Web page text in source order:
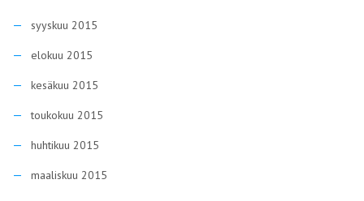
syyskuu 2015
elokuu 2015
kesäkuu 2015
toukokuu 2015
huhtikuu 2015
maaliskuu 2015